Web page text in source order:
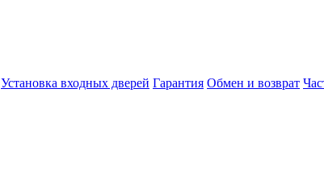
Установка входных дверей Гарантия Обмен и возврат